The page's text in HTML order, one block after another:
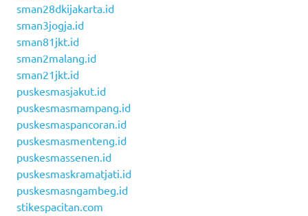
sman28dkijakarta.id
sman3jogja.id
sman81jkt.id
sman2malang.id
sman21jkt.id
puskesmasjakut.id
puskesmasmampang.id
puskesmaspancoran.id
puskesmasmenteng.id
puskesmassenen.id
puskesmaskramatjati.id
puskesmasngambeg.id
stikespacitan.com